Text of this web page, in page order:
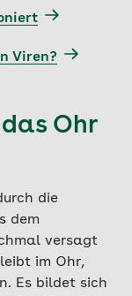
Viren?
Ohr
die
dem
versagt
im Ohr,
Es bildet sich